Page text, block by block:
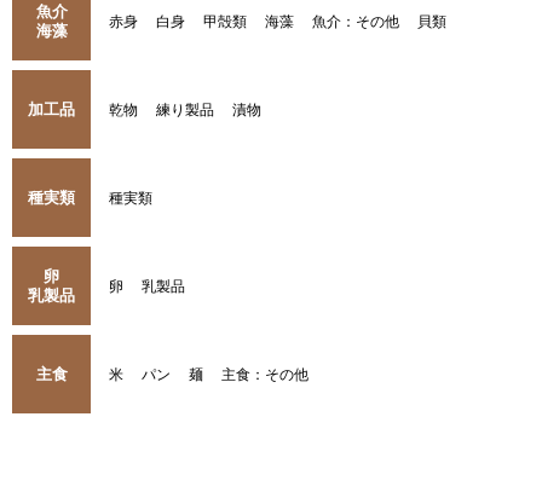
魚介
海藻
赤身 白身 甲殻類 海藻 魚介：その他 貝類
加工品 乾物 練り製品 漬物
種実類 種実類
卵
乳製品
卵 乳製品
主食 米 パン 麺 主食：その他